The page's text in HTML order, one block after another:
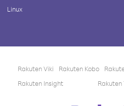
Linux
Rakuten Viki Rakuten Kobo
Rakuten Insight
Rakuten